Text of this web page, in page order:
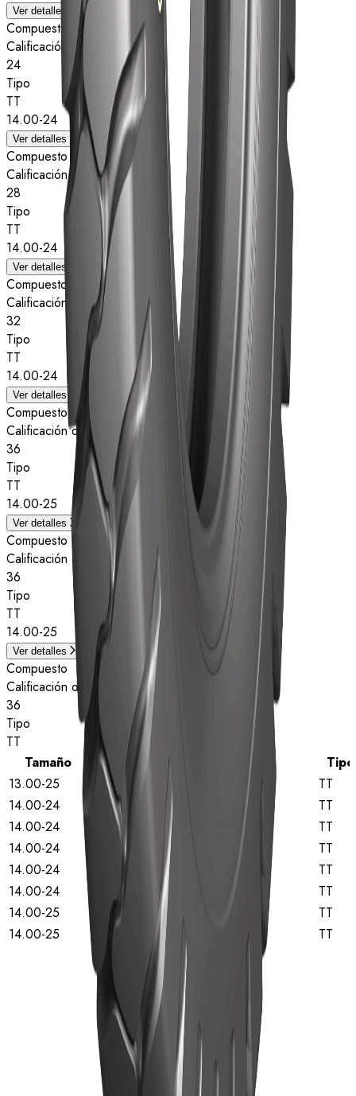
Ver detalles
Compuesto
Calificación de estrellas
24
Tipo
TT
14.00-24
Ver detalles
Compuesto
Calificación de estrellas
28
Tipo
TT
14.00-24
Ver detalles
Compuesto
Calificación de estrellas
32
Tipo
TT
14.00-24
Ver detalles
Compuesto
Calificación de estrellas
36
Tipo
TT
14.00-25
Ver detalles
Compuesto
Calificación de estrellas
36
Tipo
TT
14.00-25
Ver detalles
Compuesto
Calificación de estrellas
36
Tipo
TT
Tamaño
Calificación de estrellas
Tipo
13.00-25
TT
14.00-24
TT
14.00-24
TT
14.00-24
TT
14.00-24
TT
14.00-24
TT
14.00-25
TT
14.00-25
TT
Inicio